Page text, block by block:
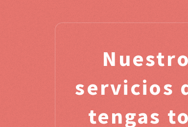
servicios
tengas